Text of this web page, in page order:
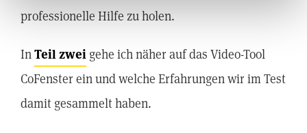
professionelle Hilfe zu holen.
InTeil zwei gehe ich näher auf das Video-Tool
CoFenster ein und welche Erfahrungen wir im Test
damit gesammelt haben.